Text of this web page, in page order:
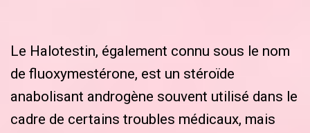
Le Halotestin, également connu sous le nom
de fluoxymestérone, est un stéroïde
anabolisant androgène souvent utilisé dans le
cadre de certains troubles médicaux, mais